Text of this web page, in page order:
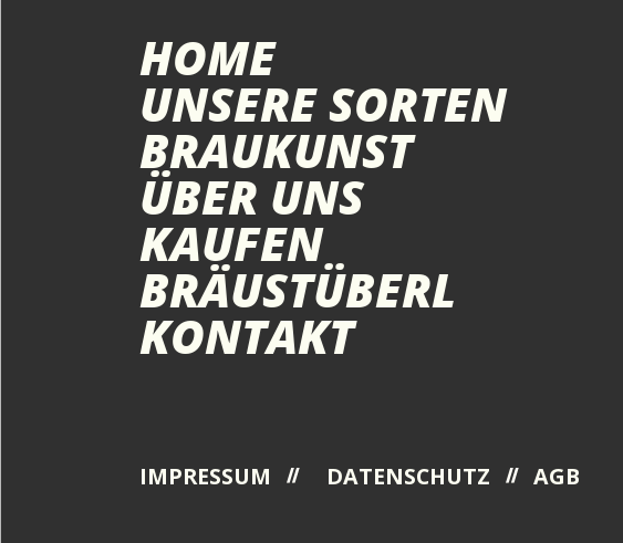
HOME
UNSERE SORTEN
BRAUKUNST
ÜBER UNS
KAUFEN
BRÄUSTÜBERL
KONTAKT
IMPRESSUM DATENSCHUTZ AGB